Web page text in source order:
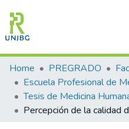
Communities & Collections
All of DSpace
Statistics
Home PREGRADO
Tesis de Medicina